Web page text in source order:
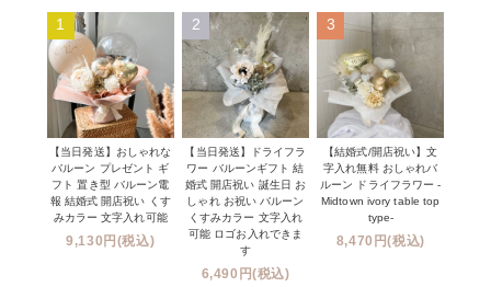
コンフェッティバルーン
フリンジバルーン
デコレーションセット
プロップスバルーン
オプション
成人式・卒業式・入学式バルーンブーケ
開店・周年祝い
発表会・劇場
その他お祝い
クリスマス
新商品
Q&A
メッセージカード・電報について
オーダーメイドについて
セミオーダーについて
フリンジバルーンについて
コンフェッティバルーンについて
1
【当日発送】おしゃれな
バルーン プレゼント ギ
フト 置き型 バルーン電
報 結婚式 開店祝い くす
みカラー 文字入れ可能
9,130円(税込)
2
【当日発送】ドライフラ
ワー バルーンギフト 結
婚式 開店祝い 誕生日 お
しゃれ お祝い バルーン
くすみカラー 文字入れ
可能 ロゴお入れできま
す
6,490円(税込)
3
【結婚式/開店祝い】文
字入れ無料 おしゃれバ
ルーン ドライフラワー -
Midtown ivory table top
type-
8,470円(税込)